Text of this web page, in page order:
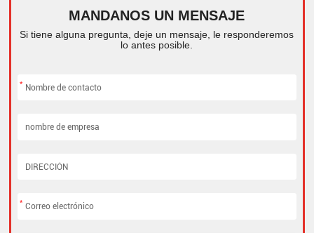
MANDANOS UN MENSAJE
Si tiene alguna pregunta, deje un mensaje, le responderemos
lo antes posible.
*
*